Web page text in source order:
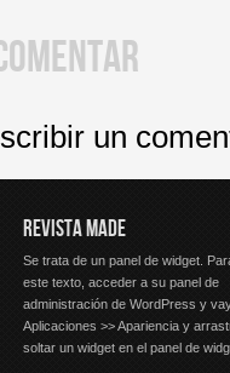
un
REVISTA MADE
Se trata de un panel de widget.
este texto, acceder a su panel de
administración de WordPress y
Aplicaciones >> Apariencia y
soltar un widget en el panel de